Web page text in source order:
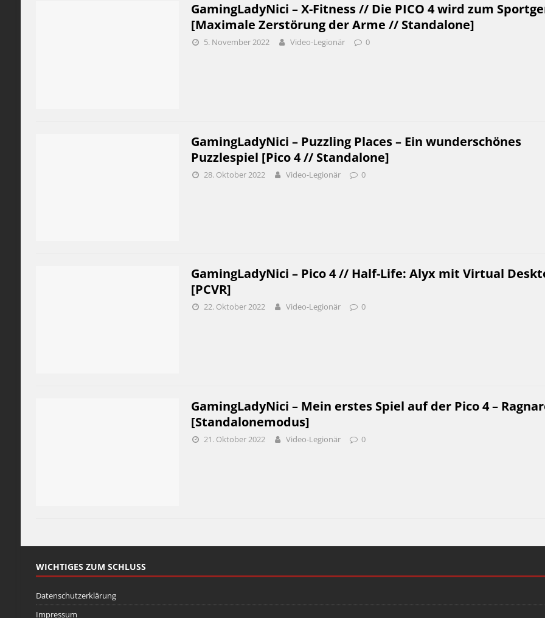
GamingLadyNici – X-Fitness // Die PICO 4 wird zum
[Maximale Zerstörung der Arme // Standalone]
5. November 2022 Video-Legionär 0
GamingLadyNici – Puzzling Places – Ein wunderschönes
Puzzlespiel [Pico 4 // Standalone]
28. Oktober 2022 Video-Legionär 0
GamingLadyNici – Pico 4 // Half-Life: Alyx mit Virtual
[PCVR]
22. Oktober 2022 Video-Legionär 0
GamingLadyNici – Mein erstes Spiel auf der Pico 4 –
[Standalonemodus]
21. Oktober 2022 Video-Legionär 0
WICHTIGES ZUM SCHLUSS
Datenschutzerklärung
Impressum